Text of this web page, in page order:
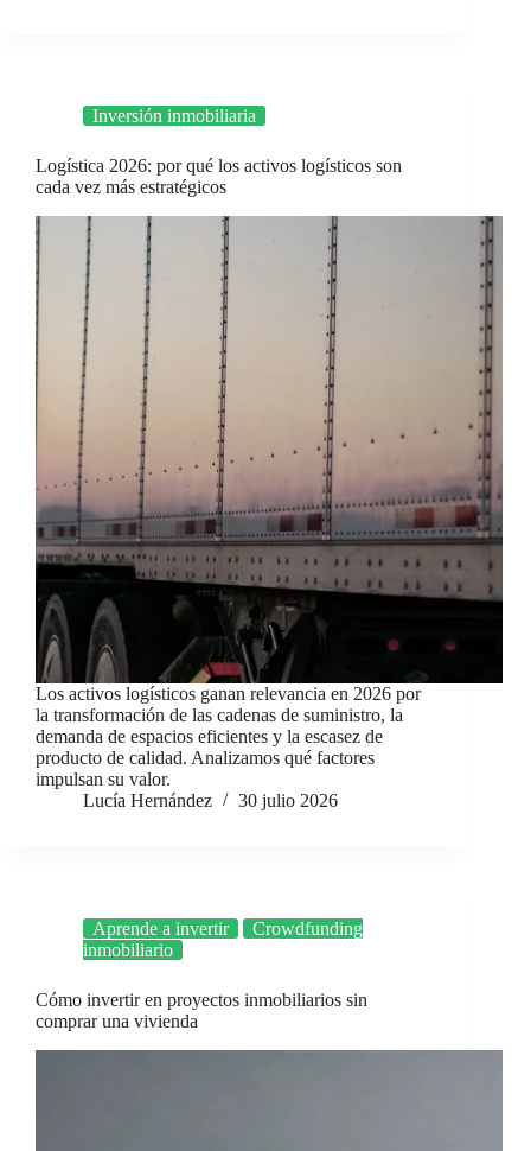
Inversión inmobiliaria
Logística 2026: por qué los activos logísticos son
cada vez más estratégicos
Los activos logísticos ganan relevancia en 2026 por
la transformación de las cadenas de suministro, la
demanda de espacios eficientes y la escasez de
producto de calidad. Analizamos qué factores
impulsan su valor.
Lucía Hernández
30 julio 2026
Aprende a invertir
Crowdfunding
inmobiliario
Cómo invertir en proyectos inmobiliarios sin
comprar una vivienda